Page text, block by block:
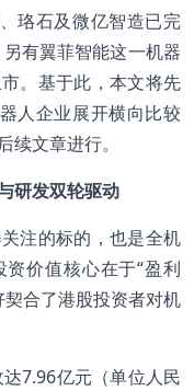
珞石及微亿智造已完
有翼菲智能这一机器
。基于此，本文将先
人企业展开横向比较
文章进行。
研发双轮驱动
注的标的，也是全机
价值核心在于“盈利
合了港股投资者对机
7.96亿元（单位人民